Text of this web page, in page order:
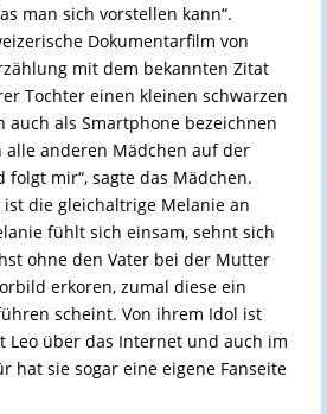
man sich vorstellen kann“.
Dokumentarfilm von
mit dem bekannten Zitat
Tochter einen kleinen schwarzen
auch als Smartphone bezeichnen
alle anderen Mädchen auf der
mir“, sagte das Mädchen.
die gleichaltrige Melanie an
fühlt sich einsam, sehnt sich
ohne den Vater bei der Mutter
erkoren, zumal diese ein
scheint. Von ihrem Idol ist
Leo über das Internet und auch im
hat sie sogar eine eigene Fanseite